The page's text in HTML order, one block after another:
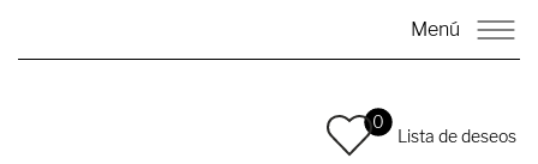
Menú
0
Lista de deseos